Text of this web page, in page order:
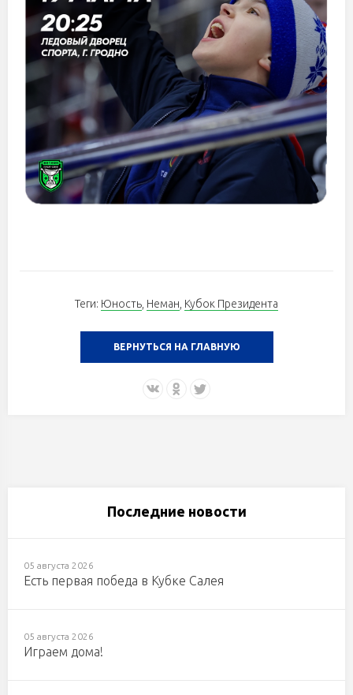
Теги: Юность Неман Кубок Президента
ВЕРНУТЬСЯ НА ГЛАВНУЮ
Последние новости
05 августа 2026
Есть первая победа в Кубке Салея
05 августа 2026
Играем дома!